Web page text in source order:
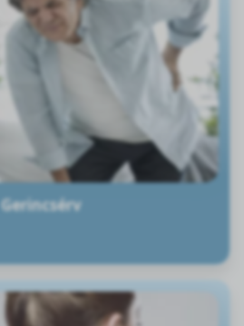
Gerincsérv